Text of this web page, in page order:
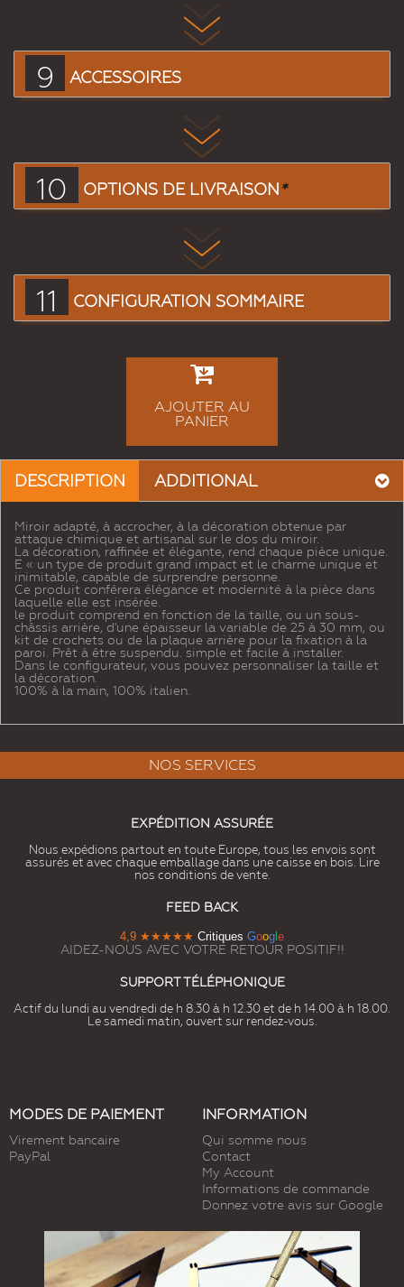
9 ACCESSOIRES
10 OPTIONS DE LIVRAISON*
11 CONFIGURATION SOMMAIRE
AJOUTER AU
PANIER
DESCRIPTION ADDITIONAL
Miroir adapté, à accrocher, à la décoration obtenue par
attaque chimique et artisanal sur le dos du miroir.
La décoration, raffinée et élégante, rend chaque pièce unique.
E « un type de produit grand impact et le charme unique et
inimitable, capable de surprendre personne.
Ce produit conférera élégance et modernité à la pièce dans
laquelle elle est insérée.
le produit comprend en fonction de la taille, ou un sous-
châssis arrière, d'une épaisseur la variable de 25 à 30 mm, ou
kit de crochets ou de la plaque arrière pour la fixation à la
paroi. Prêt à être suspendu. simple et facile à installer.
Dans le configurateur, vous pouvez personnaliser la taille et
la décoration.
100% à la main, 100% italien.
NOS SERVICES
EXPÉDITION ASSURÉE
Nous expédions partout en toute Europe, tous les envois sont
assurés et avec chaque emballage dans une caisse en bois. Lire
nos conditions de vente.
FEED BACK
4,9 ★★★★★ Critiques Goog e
AIDEZ-NOUS AVEC VOTRE RETOUR POSITIF!!
SUPPORT TÉLÉPHONIQUE
Actif du lundi au vendredi de h 8.30 à h 12.30 et de h 14.00 à h 18.00.
Le samedi matin, ouvert sur rendez-vous.
MODES DE PAIEMENT
Virement bancaire
PayPal
INFORMATION
Qui somme nous
Contact
My Account
Informations de commande
Donnez votre avis sur Google